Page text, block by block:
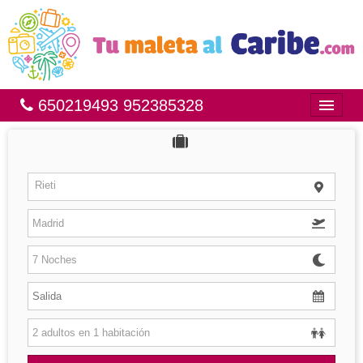
650219493 952385328
Bahía Príncipe
México
República Dominicana
Brasil
Islas
Hoteles
Rieti